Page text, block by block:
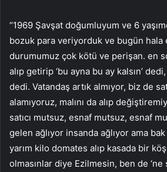
“1969 Şavşat doğumluyum ve 6
bozuk para veriyorduk ve bugün hala
durumumuz çok kötü ve perişan. en
alıp getirip ‘bu ayna bu ay kalsın’ dedi,
dedi. Vatandaş artık almıyor, biz de
alamıyoruz, malını da alıp
satıcı mutsuz, esnaf mutsuz, esnaf
gelen ağlıyor insanda ağlıyor ama
yarım kilo domates alıp kasada bir
olmasınlar diye Ezilmesin, ben de ‘ne